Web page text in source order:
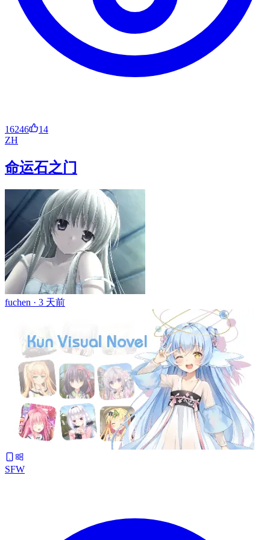
16246
14
ZH
命运石之门
fuchen · 3 天前
SFW